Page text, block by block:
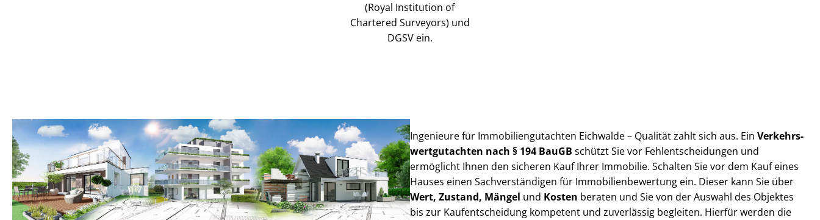
(Royal Institution of
Chartered Surveyors) und
DGSV ein.
Ingenieure für Im­mo­bi­li­en­gut­ach­ten Eichwalde – Qualität zahlt sich aus. Ein Ver­kehrs­
wert­gut­ach­ten nach § 194 BauGB schützt Sie vor Fehl­ent­schei­dun­gen und
ermöglicht Ihnen den sicheren Kauf Ihrer Immobilie. Schalten Sie vor dem Kauf eines
Hauses einen Sach­ver­stän­di­gen für Im­mo­bi­li­en­be­wer­tung ein. Dieser kann Sie über
Wert, Zustand, Mängel und Kosten beraten und Sie von der Auswahl des Objektes
bis zur Kauf­ent­schei­dung kompetent und zuverlässig begleiten. Hierfür werden die